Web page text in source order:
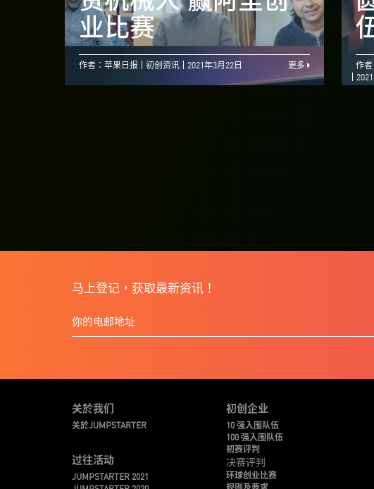
业比赛
业
作者：苹果日报 初创资讯 2021年3月22日 更多 作
马上登记，获取最新资讯！
关於我们
关於JUMPSTARTER
过往活动
JUMPSTARTER 2021
初创企业
10 强入围队伍
100 强入围队伍
初赛评判
决赛评判
环球创业比赛
规则及要求